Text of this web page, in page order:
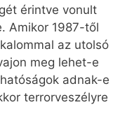
érintve vonult
Amikor 1987-től
az utolsó
meg lehet-e
adnak-e
terrorveszélyre